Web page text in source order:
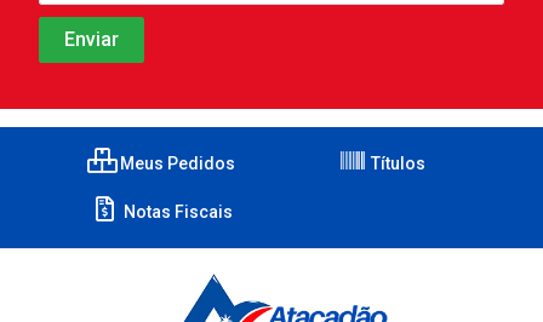
Meus Pedidos Títulos
Notas Fiscais